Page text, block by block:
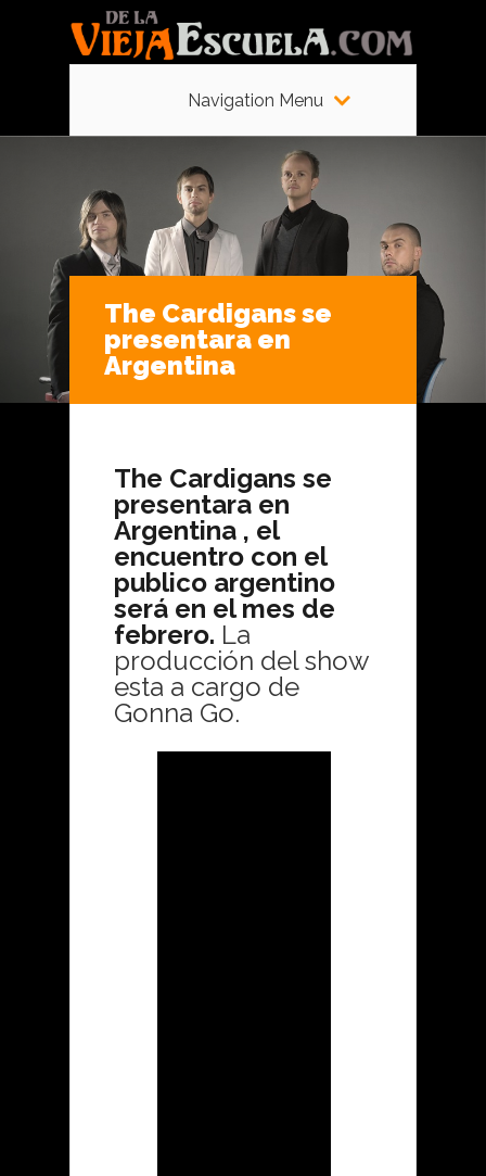
Navigation Menu
The Cardigans se
presentara en
Argentina
The Cardigans se
presentara en
Argentina , el
encuentro con el
publico argentino
será en el mes de
febrero. La
producción del show
esta a cargo de
Gonna Go.